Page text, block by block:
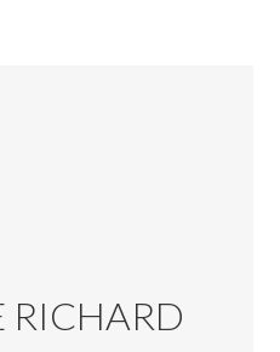
RICHARD